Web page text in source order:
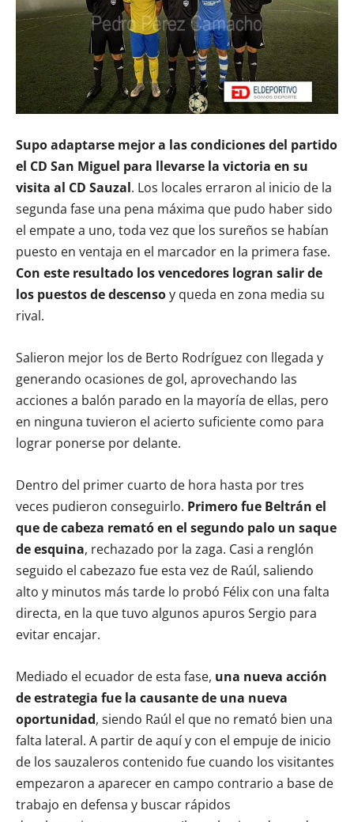
Supo adaptarse mejor a las condiciones del partido
el CD San Miguel para llevarse la victoria en su
visita al CD Sauzal. Los locales erraron al inicio de la
segunda fase una pena máxima que pudo haber sido
el empate a uno, toda vez que los sureños se habían
puesto en ventaja en el marcador en la primera fase.
Con este resultado los vencedores logran salir de
los puestos de descensoy queda en zona media su
rival.
Salieron mejor los de Berto Rodríguez con llegada y
generando ocasiones de gol, aprovechando las
acciones a balón parado en la mayoría de ellas, pero
en ninguna tuvieron el acierto suficiente como para
lograr ponerse por delante.
Dentro del primer cuarto de hora hasta por tres
veces pudieron conseguirlo. Primero fue Beltrán el
que de cabeza remató en el segundo palo un saque
de esquina, rechazado por la zaga. Casi a renglón
seguido el cabezazo fue esta vez de Raúl, saliendo
alto y minutos más tarde lo probó Félix con una falta
directa, en la que tuvo algunos apuros Sergio para
evitar encajar.
Mediado el ecuador de esta fase, una nueva acción
de estrategia fue la causante de una nueva
oportunidad, siendo Raúl el que no remató bien una
falta lateral. A partir de aquí y con el empuje de inicio
de los sauzaleros contenido fue cuando los visitantes
empezaron a aparecer en campo contrario a base de
trabajo en defensa y buscar rápidos